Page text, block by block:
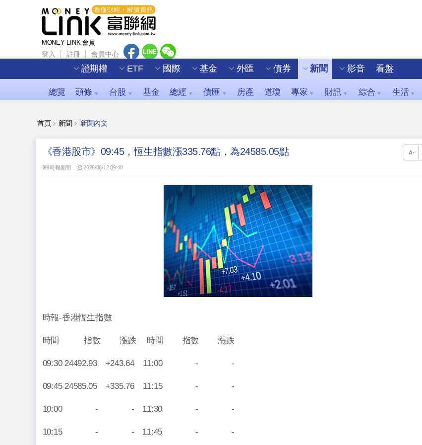
MONEY LINK 會員
登入 註冊 會員中心
證期權 ETF 國際 基金 外匯 債券 新聞 影音 看盤
總覽 頭條 ▼ 台股 ▼ 基金 總經 ▼ 債匯 ▼ 房產 道瓊 專家 ▼ 財訊 ▼ 綜合 ▼ 生活 ▼
首頁 新聞 新聞內文
A-
《香港股市》09:45，恆生指數漲335.76點，為24585.05點
時報新聞 2026/06/12 09:48
時報-香港恆生指數
時間 指數 漲跌 時間 指數 漲跌
09:30 24492.93 +243.64 11:00 - -
09:45 24585.05 +335.76 11:15 - -
10:00 - - 11:30 - -
10:15 - - 11:45 - -